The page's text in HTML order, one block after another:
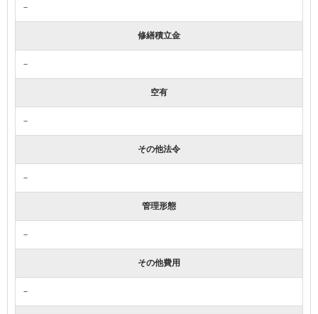
－
修繕積立金
－
空有
－
その他法令
－
管理形態
－
その他費用
－